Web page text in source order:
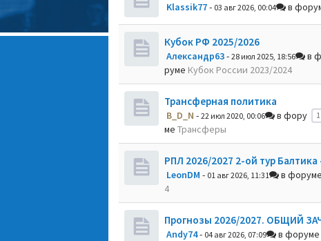
Klassik77- 03 авг 2026, 00:04 в
Кубок РФ 2025/2026
Александр63- 28 июл 2025, 18:56
в
руме Кубок России 2023/2024
Трансферная политика
1
B_D_N - 22 июл 2020, 00:06
в фору
ме Трансферы
РПЛ 2026/2027 2-ой тур
LeonDM - 01 авг 2026, 11:31 в форуме
4
Прогнозы 2026/2027. ОБЩИЙ
Andy74- 04 авг 2026, 07:09 в форуме